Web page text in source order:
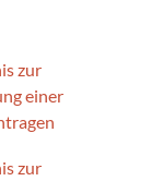
zur
einer
zur